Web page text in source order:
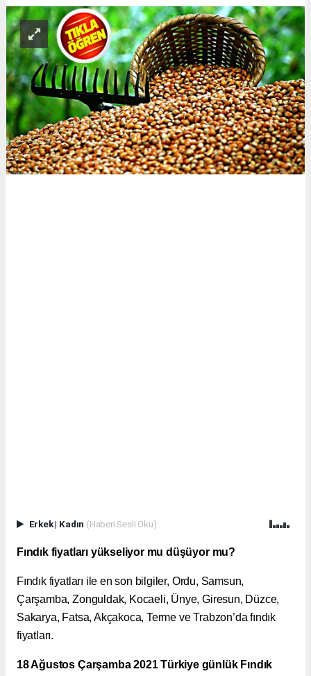
Erkek| Kadın (Haberi Sesli Oku)
Fındık fiyatları yükseliyor mu düşüyor mu?
Fındık fiyatları ile en son bilgiler, Ordu, Samsun,
Çarşamba, Zonguldak, Kocaeli, Ünye, Giresun, Düzce,
Sakarya, Fatsa, Akçakoca, Terme ve Trabzon’da fındık
fiyatları.
18 Ağustos Çarşamba 2021 Türkiye günlük Fındık